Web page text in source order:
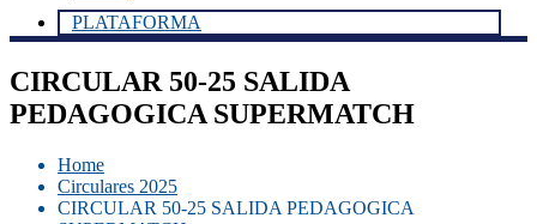
PLATAFORMA
CIRCULAR 50-25 SALIDA
PEDAGOGICA SUPERMATCH
Home
Circulares 2025
CIRCULAR 50-25 SALIDA PEDAGOGICA